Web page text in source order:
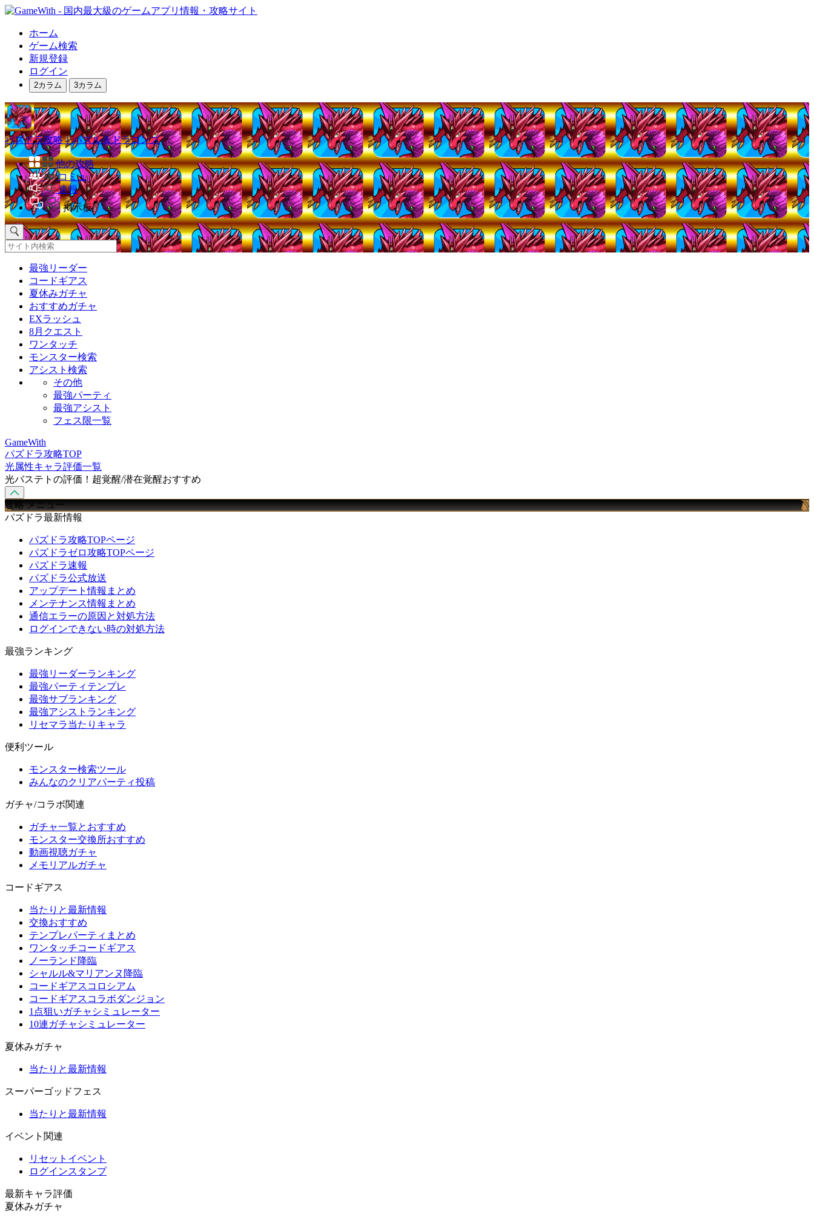
ホーム
ゲーム検索
新規登録
ログイン
2カラム 3カラム
パズドラ攻略｜パズル＆ドラゴンズ
他の攻略
コミュ
速報
掲示板
最強リーダー
コードギアス
夏休みガチャ
おすすめガチャ
EXラッシュ
8月クエスト
ワンタッチ
モンスター検索
アシスト検索
その他
最強パーティ
最強アシスト
フェス限一覧
GameWith
パズドラ攻略TOP
光属性キャラ評価一覧
光バステトの評価！超覚醒/潜在覚醒おすすめ
攻略 メニュー
パズドラ最新情報
パズドラ攻略TOPページ
パズドラゼロ攻略TOPページ
パズドラ速報
パズドラ公式放送
アップデート情報まとめ
メンテナンス情報まとめ
通信エラーの原因と対処方法
ログインできない時の対処方法
最強ランキング
最強リーダーランキング
最強パーティテンプレ
最強サブランキング
最強アシストランキング
リセマラ当たりキャラ
便利ツール
モンスター検索ツール
みんなのクリアパーティ投稿
ガチャ/コラボ関連
ガチャ一覧とおすすめ
モンスター交換所おすすめ
動画視聴ガチャ
メモリアルガチャ
コードギアス
当たりと最新情報
交換おすすめ
テンプレパーティまとめ
ワンタッチコードギアス
ノーランド降臨
シャルル&マリアンヌ降臨
コードギアスコロシアム
コードギアスコラボダンジョン
1点狙いガチャシミュレーター
10連ガチャシミュレーター
夏休みガチャ
当たりと最新情報
スーパーゴッドフェス
当たりと最新情報
イベント関連
リセットイベント
ログインスタンプ
最新キャラ評価
夏休みガチャ